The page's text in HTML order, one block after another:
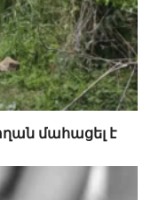
մահացել է